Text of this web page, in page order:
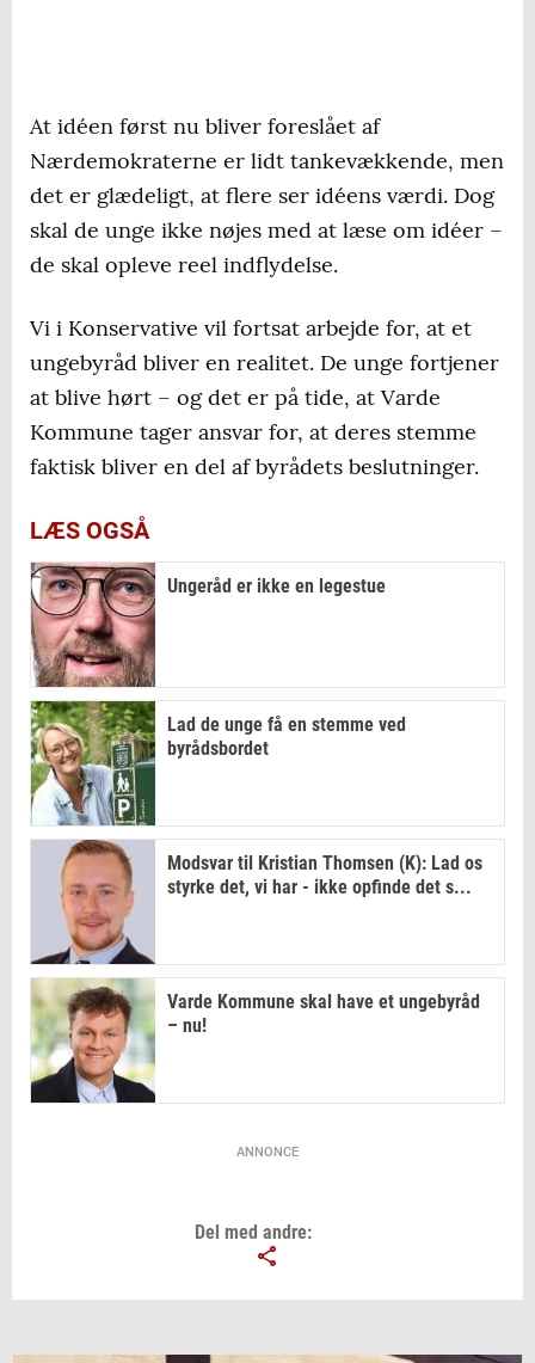
At idéen først nu bliver foreslået af
Nærdemokraterne er lidt tankevækkende, men
det er glædeligt, at flere ser idéens værdi. Dog
skal de unge ikke nøjes med at læse om idéer –
de skal opleve reel indflydelse.
Vi i Konservative vil fortsat arbejde for, at et
ungebyråd bliver en realitet. De unge fortjener
at blive hørt – og det er på tide, at Varde
Kommune tager ansvar for, at deres stemme
faktisk bliver en del af byrådets beslutninger.
LÆS OGSÅ
Ungeråd er ikke en legestue
Lad de unge få en stemme ved
byrådsbordet
Modsvar til Kristian Thomsen (K): Lad os
styrke det, vi har - ikke opfinde det s...
Varde Kommune skal have et ungebyråd
– nu!
ANNONCE
Del med andre: